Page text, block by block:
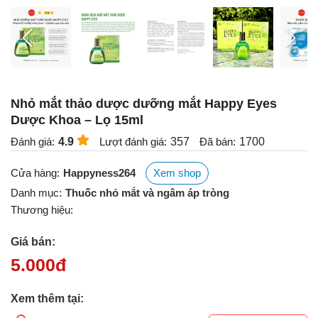
Nhỏ mắt thảo dược dưỡng mắt Happy Eyes
Dược Khoa – Lọ 15ml
Đánh giá: 4.9 Lượt đánh giá: 357 Đã bán: 1700
Cửa hàng: Happyness264
Xem shop
Danh mục: Thuốc nhỏ mắt và ngâm áp tròng
Thương hiệu:
Giá bán:
5.000đ
Xem thêm tại: